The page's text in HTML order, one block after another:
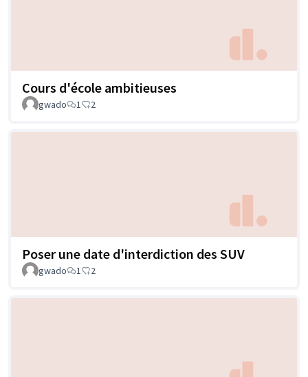
Cours d'école ambitieuses
gwado 1 2
Poser une date d'interdiction des SUV
gwado 1 2